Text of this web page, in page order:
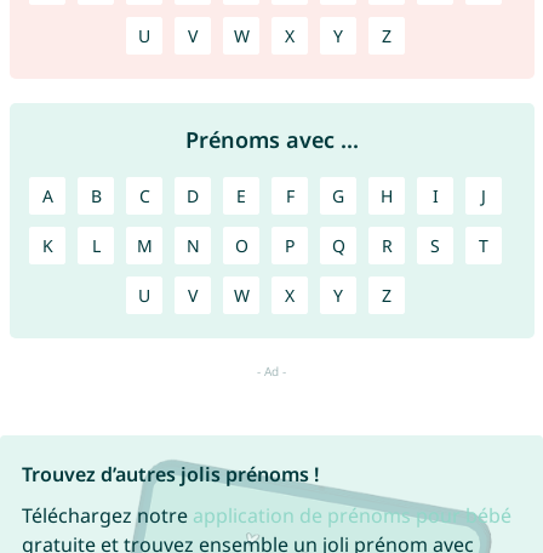
U V W X Y Z
Prénoms avec ...
A B C D E F G H I J
K L M N O P Q R S T
U V W X Y Z
Trouvez d’autres jolis prénoms !
Téléchargez notre application de prénoms pour bébé
gratuite et trouvez ensemble un joli prénom avec